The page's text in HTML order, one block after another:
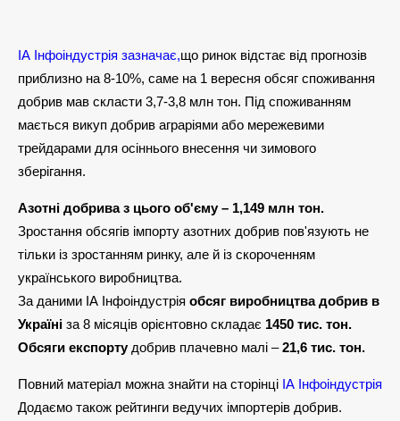
ІА Інфоіндустрія зазначає,що ринок відстає від прогнозів
приблизно на 8-10%, саме на 1 вересня обсяг споживання
добрив мав скласти 3,7-3,8 млн тон. Під споживанням
мається викуп добрив аграріями або мережевими
трейдарами для осіннього внесення чи зимового
зберігання.
Азотні добрива з цього об'єму – 1,149 млн тон.
Зростання обсягів імпорту азотних добрив пов'язують не
тільки із зростанням ринку, але й із скороченням
українського виробництва.
За даними ІА Інфоіндустрія обсяг виробництва добрив в
Україні за 8 місяців орієнтовно складає 1450 тис. тон.
Обсяги експортудобрив плачевно малі –21,6 тис. тон.
Повний матеріал можна знайти на сторінці ІА Інфоіндустрія
Додаємо також рейтинги ведучих імпортерів добрив.